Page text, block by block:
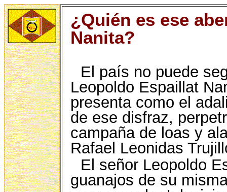
¿Quién es ese
Nanita?
El país no puede
Leopoldo Espaillat
presenta como el
de ese disfraz,
campaña de loas y
Rafael Leonidas
El señor Leopoldo
guanajos de su